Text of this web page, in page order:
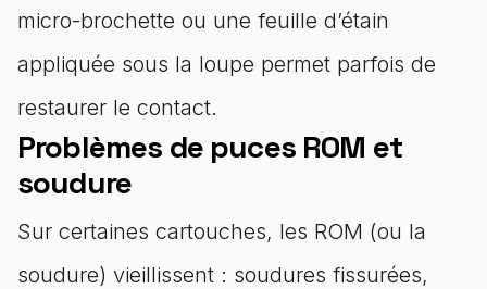
micro-brochette ou une feuille d’étain
appliquée sous la loupe permet parfois de
restaurer le contact.
Problèmes de puces ROM et
soudure
Sur certaines cartouches, les ROM (ou la
soudure) vieillissent : soudures fissurées,